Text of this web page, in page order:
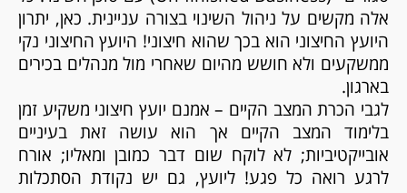
אלה מקשים על ניהול השינוי בצורה עניינית. כאן, יתרון
היועץ החיצוני הוא בכך שהוא חיצוני! היועץ החיצוני נקי
ממשקעים ולא חושש מהיום שאחרי מול מנהלים בכירים
בארגון.
לגבי הכרת המצב הקיים – אמנם יועץ חיצוני משקיע זמן
בלימוד המצב הקיים אך הוא עושה זאת בעיניים
אובייקטיביות; לא לוקח שום דבר כמובן ומאליו; אורח
לרגע רואה כל פגע! ליועץ, גם יש נקודת הסתכלות